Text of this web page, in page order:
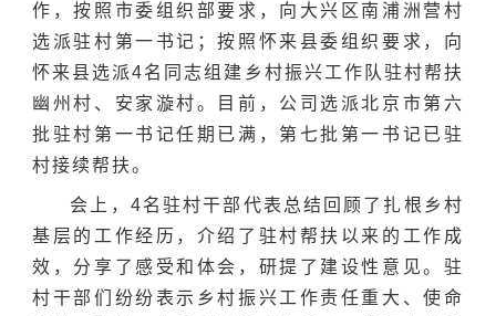
作，按照市委组织部要求，向大兴区南浦洲营村
选派驻村第一书记；按照怀来县委组织要求，向
怀来县选派4名同志组建乡村振兴工作队驻村帮扶
幽州村、安家漩村。目前，公司选派北京市第六
批驻村第一书记任期已满，第七批第一书记已驻
村接续帮扶。
会上，4名驻村干部代表总结回顾了扎根乡村
基层的工作经历，介绍了驻村帮扶以来的工作成
效，分享了感受和体会，研提了建设性意见。驻
村干部们纷纷表示乡村振兴工作责任重大、使命